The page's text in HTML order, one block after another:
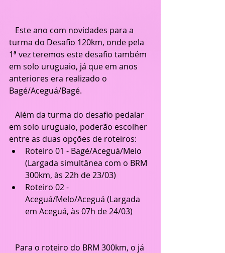
turma do Desafio 120km, onde pela
1ª vez teremos este desafio também
em solo uruguaio, já que em anos
anteriores era realizado o
Bagé/Aceguá/Bagé.
em solo uruguaio, poderão escolher
entre as duas opções de roteiros:
Roteiro 01 - Bagé/Aceguá/Melo
(Largada simultânea com o BRM
300km, às 22h de 23/03)
Roteiro 02 -
Aceguá/Melo/Aceguá (Largada
em Aceguá, às 07h de 24/03)